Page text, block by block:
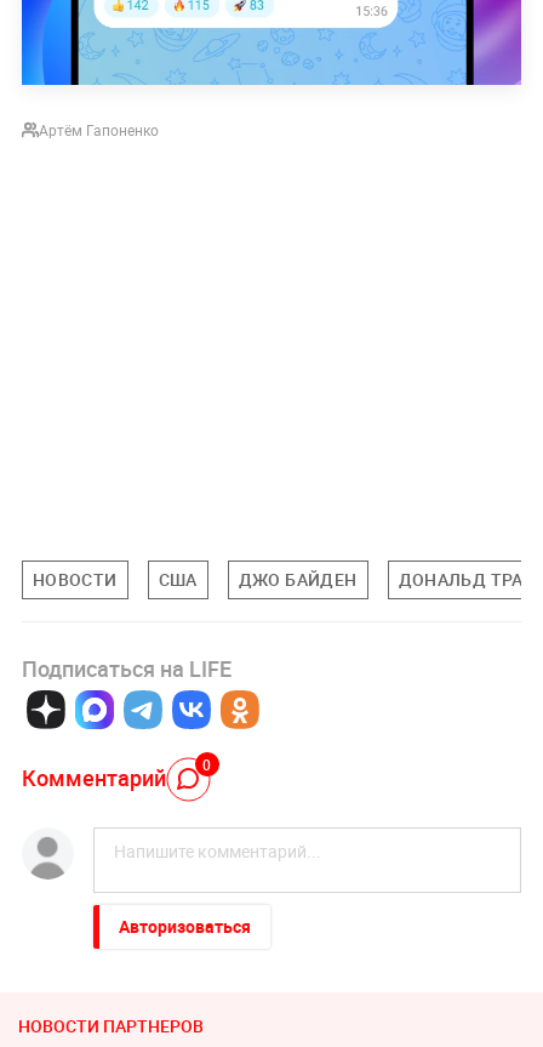
Артём Гапоненко
НОВОСТИ США ДЖО БАЙДЕН ДОНАЛЬД
Подписаться на LIFE
Комментарий 0
Авторизоваться
НОВОСТИ ПАРТНЕРОВ